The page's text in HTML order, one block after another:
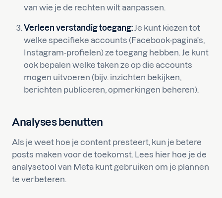
van wie je de rechten wilt aanpassen.
Verleen verstandig toegang:Je kunt kiezen tot
welke specifieke accounts (Facebook-pagina's,
Instagram-profielen) ze toegang hebben. Je kunt
ook bepalen welke taken ze op die accounts
mogen uitvoeren (bijv. inzichten bekijken,
berichten publiceren, opmerkingen beheren).
Analyses benutten
Als je weet hoe je content presteert, kun je betere
posts maken voor de toekomst. Lees hier hoe je de
analysetool van Meta kunt gebruiken om je plannen
te verbeteren.